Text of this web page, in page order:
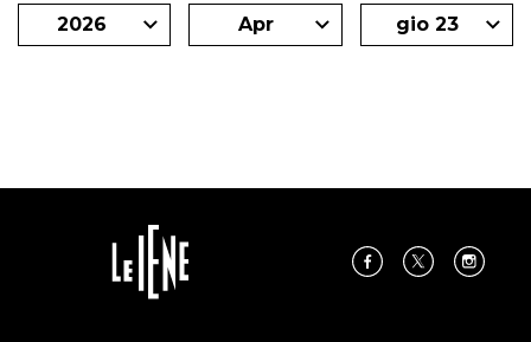
2026 Apr gio 23